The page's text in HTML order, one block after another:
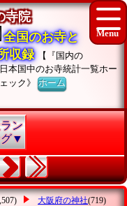
寺院
全国のお寺と
収録
【『国内の
本国中のお寺統計一覧ホー
ック》ホーム
ン
グ▼
大阪府の神社(719)